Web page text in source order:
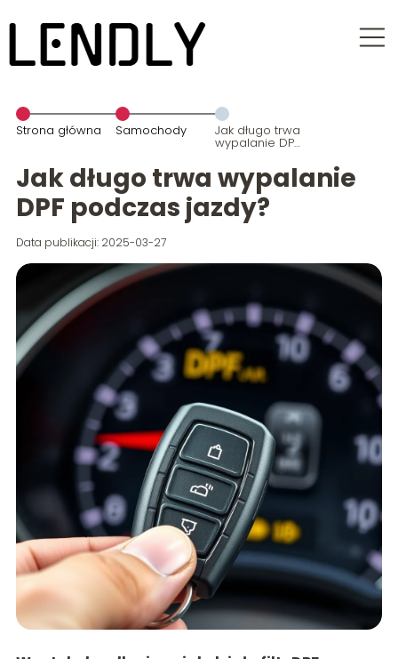
Strona główna Samochody Jak długo trwa
wypalanie DPF
podczas
Jak długo trwa wypalanie
DPF podczas jazdy?
Data publikacji: 2025-03-27